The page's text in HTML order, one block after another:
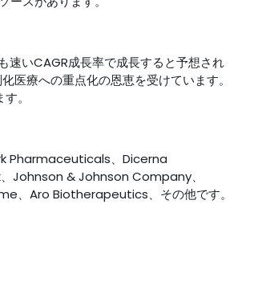
速いCAGR成長率で成長すると予想され
医療への重点化の恩恵を受けています。
す。
Pharmaceuticals、Dicerna
Johnson & Johnson Company、
、Aro Biotherapeutics、その他です。